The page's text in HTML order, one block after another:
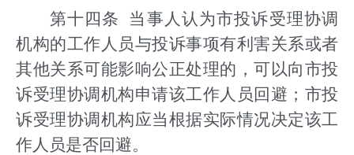
第十四条 当事人认为市投诉受理协调
机构的工作人员与投诉事项有利害关系或者
其他关系可能影响公正处理的，可以向市投
诉受理协调机构申请该工作人员回避；市投
诉受理协调机构应当根据实际情况决定该工
作人员是否回避。